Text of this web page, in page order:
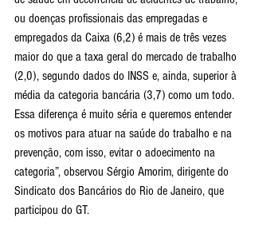
ou doenças profissionais das empregadas e
empregados da Caixa (6,2) é mais de três vezes
maior do que a taxa geral do mercado de trabalho
(2,0), segundo dados do INSS e, ainda, superior à
média da categoria bancária (3,7) como um todo.
Essa diferença é muito séria e queremos entender
os motivos para atuar na saúde do trabalho e na
prevenção, com isso, evitar o adoecimento na
categoria”, observou Sérgio Amorim, dirigente do
Sindicato dos Bancários do Rio de Janeiro, que
participou do GT.